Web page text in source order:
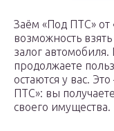
Заём «Под ПТС»
возможность
залог
продолжаете
остаются у вас.
ПТС»: вы
своего имущества.